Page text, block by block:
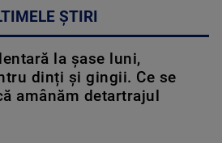
ȘTIRI
la șase luni,
dinți și gingii. Ce se
amânăm detartrajul